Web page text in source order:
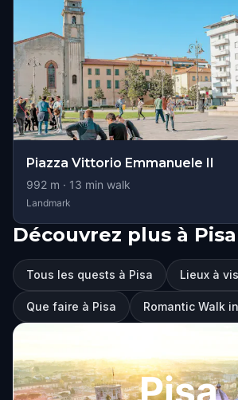
Piazza Vittorio Emmanuele II
992 m · 13 min walk
Landmark
Découvrez plus à Pisa
Tous les quests à Pisa Lieux à
Que faire à Pisa Romantic Walk